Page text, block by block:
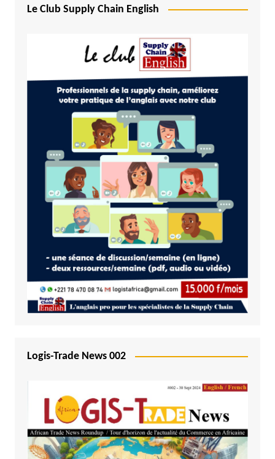
Le Club Supply Chain English
Logis-Trade News 002